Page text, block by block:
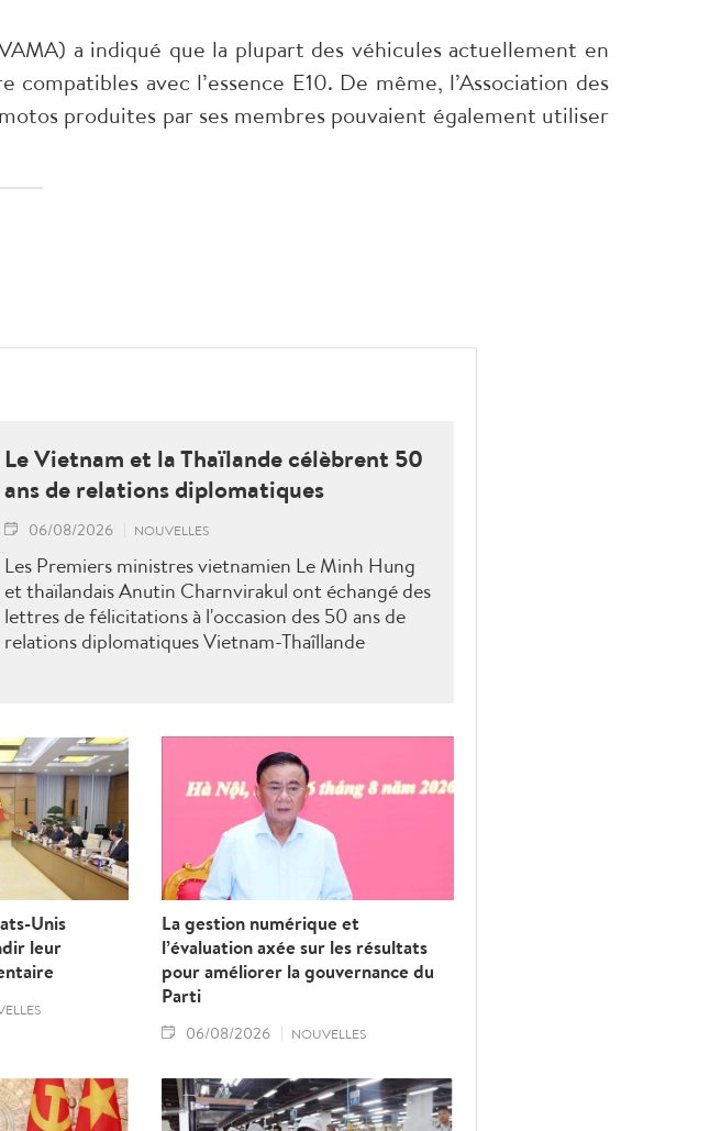
a indiqué que la plupart des véhicules actuellement en
avec l’essence E10. De même, l’Association des
produites par ses membres pouvaient également utiliser
Le Vietnam et la Thaïlande célèbrent 50
ans de relations diplomatiques
06/08/2026 NOUVELLES
Les Premiers ministres vietnamien Le Minh Hung
et thaïlandais Anutin Charnvirakul ont échangé des
lettres de félicitations à l'occasion des 50 ans de
relations diplomatiques Vietnam-Thaîllande
Unis
leur
La gestion numérique et
l’évaluation axée sur les résultats
pour améliorer la gouvernance du
Parti
06/08/2026 NOUVELLES